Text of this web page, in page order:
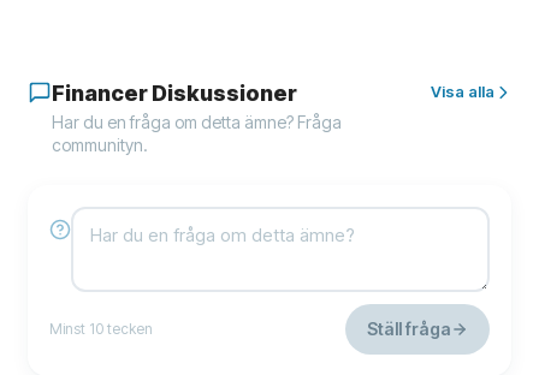
Financer Diskussioner
Har du en fråga om detta ämne? Fråga
communityn.
Visa alla
Minst 10 tecken Ställ fråga